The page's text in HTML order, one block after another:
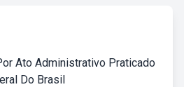
Ato Administrativo Praticado
Do Brasil